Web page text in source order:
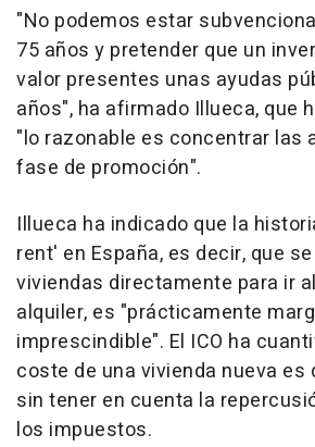
"No podemos estar
75 años y pretender que un
valor presentes unas ayudas
años", ha afirmado Illueca, que
"lo razonable es concentrar las
fase de promoción".
Illueca ha indicado que la
rent' en España, es decir, que
viviendas directamente para ir
alquiler, es "prácticamente
imprescindible". El ICO ha
coste de una vivienda nueva es
sin tener en cuenta la
los impuestos.